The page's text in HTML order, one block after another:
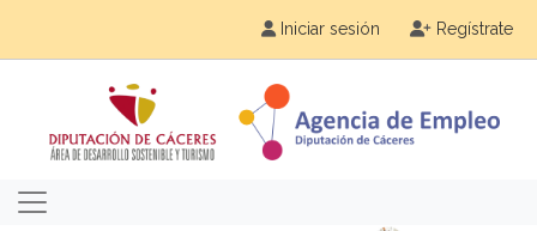
Iniciar sesión Regístrate